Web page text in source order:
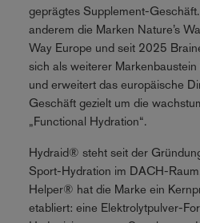
geprägtes Supplement-
anderem die Marken Nature’s
Way Europe und seit 2025
sich als weiterer
und erweitert das europäische
Geschäft gezielt um die
„Functional Hydration“.
Hydraid® steht seit der
Sport-Hydration im DACH-
Helper® hat die Marke ein
etabliert: eine Elektrolytpulver-